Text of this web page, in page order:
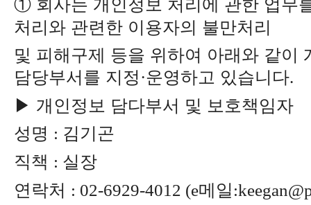
처리와 관련한 이용자의 불만처리
및 피해구제 등을 위하여 아래와 같이
담당부서를 지정·운영하고 있습니다.
▶ 개인정보 담다부서 및 보호책임자
성명 : 김기곤
직책 : 실장
연락처 : 02-6929-4012 (e메일